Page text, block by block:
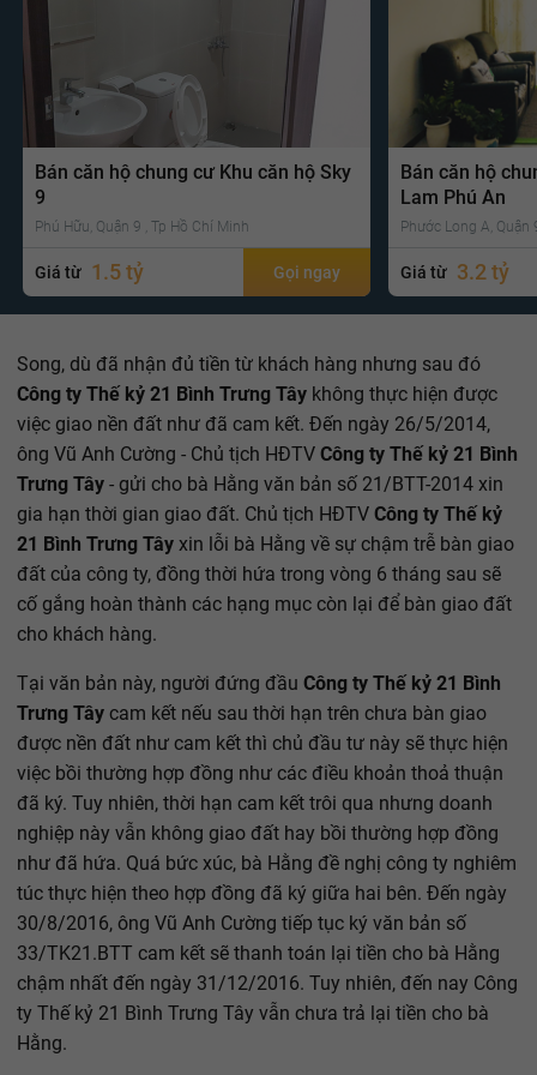
Bán căn hộ chung cư Khu căn hộ Sky
9
Phú Hữu, Quận 9 , Tp Hồ Chí Minh
Giá từ 1.5 tỷ Gọi ngay
Bán căn hộ
Lam Phú An
Phước Long A, Quận
Giá từ 3.2 tỷ
Song, dù đã nhận đủ tiền từ khách hàng nhưng sau đó
Công ty Thế kỷ 21 Bình Trưng Tây không thực hiện được
việc giao nền đất như đã cam kết. Đến ngày 26/5/2014,
ông Vũ Anh Cường - Chủ tịch HĐTV Công ty Thế kỷ 21 Bình
Trưng Tây - gửi cho bà Hằng văn bản số 21/BTT-2014 xin
gia hạn thời gian giao đất. Chủ tịch HĐTV Công ty Thế kỷ
21 Bình Trưng Tây xin lỗi bà Hằng về sự chậm trễ bàn giao
đất của công ty, đồng thời hứa trong vòng 6 tháng sau sẽ
cố gắng hoàn thành các hạng mục còn lại để bàn giao đất
cho khách hàng.
Tại văn bản này, người đứng đầu Công ty Thế kỷ 21 Bình
Trưng Tây cam kết nếu sau thời hạn trên chưa bàn giao
được nền đất như cam kết thì chủ đầu tư này sẽ thực hiện
việc bồi thường hợp đồng như các điều khoản thoả thuận
đã ký. Tuy nhiên, thời hạn cam kết trôi qua nhưng doanh
nghiệp này vẫn không giao đất hay bồi thường hợp đồng
như đã hứa. Quá bức xúc, bà Hằng đề nghị công ty nghiêm
túc thực hiện theo hợp đồng đã ký giữa hai bên. Đến ngày
30/8/2016, ông Vũ Anh Cường tiếp tục ký văn bản số
33/TK21.BTT cam kết sẽ thanh toán lại tiền cho bà Hằng
chậm nhất đến ngày 31/12/2016. Tuy nhiên, đến nay Công
ty Thế kỷ 21 Bình Trưng Tây vẫn chưa trả lại tiền cho bà
Hằng.